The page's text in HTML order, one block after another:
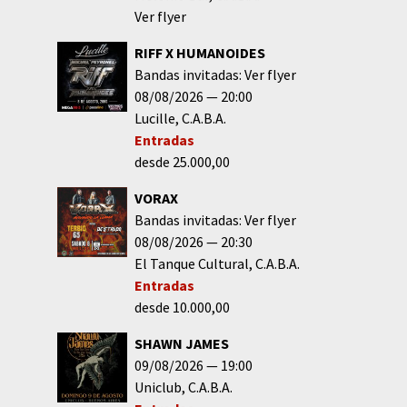
Ver flyer
RIFF X HUMANOIDES
Bandas invitadas: Ver flyer
08/08/2026
20:00
Lucille C.A.B.A.
Entradas
desde 25.000,00
VORAX
Bandas invitadas: Ver flyer
08/08/2026
20:30
El Tanque Cultural C.A.B.A.
Entradas
desde 10.000,00
SHAWN JAMES
09/08/2026
19:00
Uniclub C.A.B.A.